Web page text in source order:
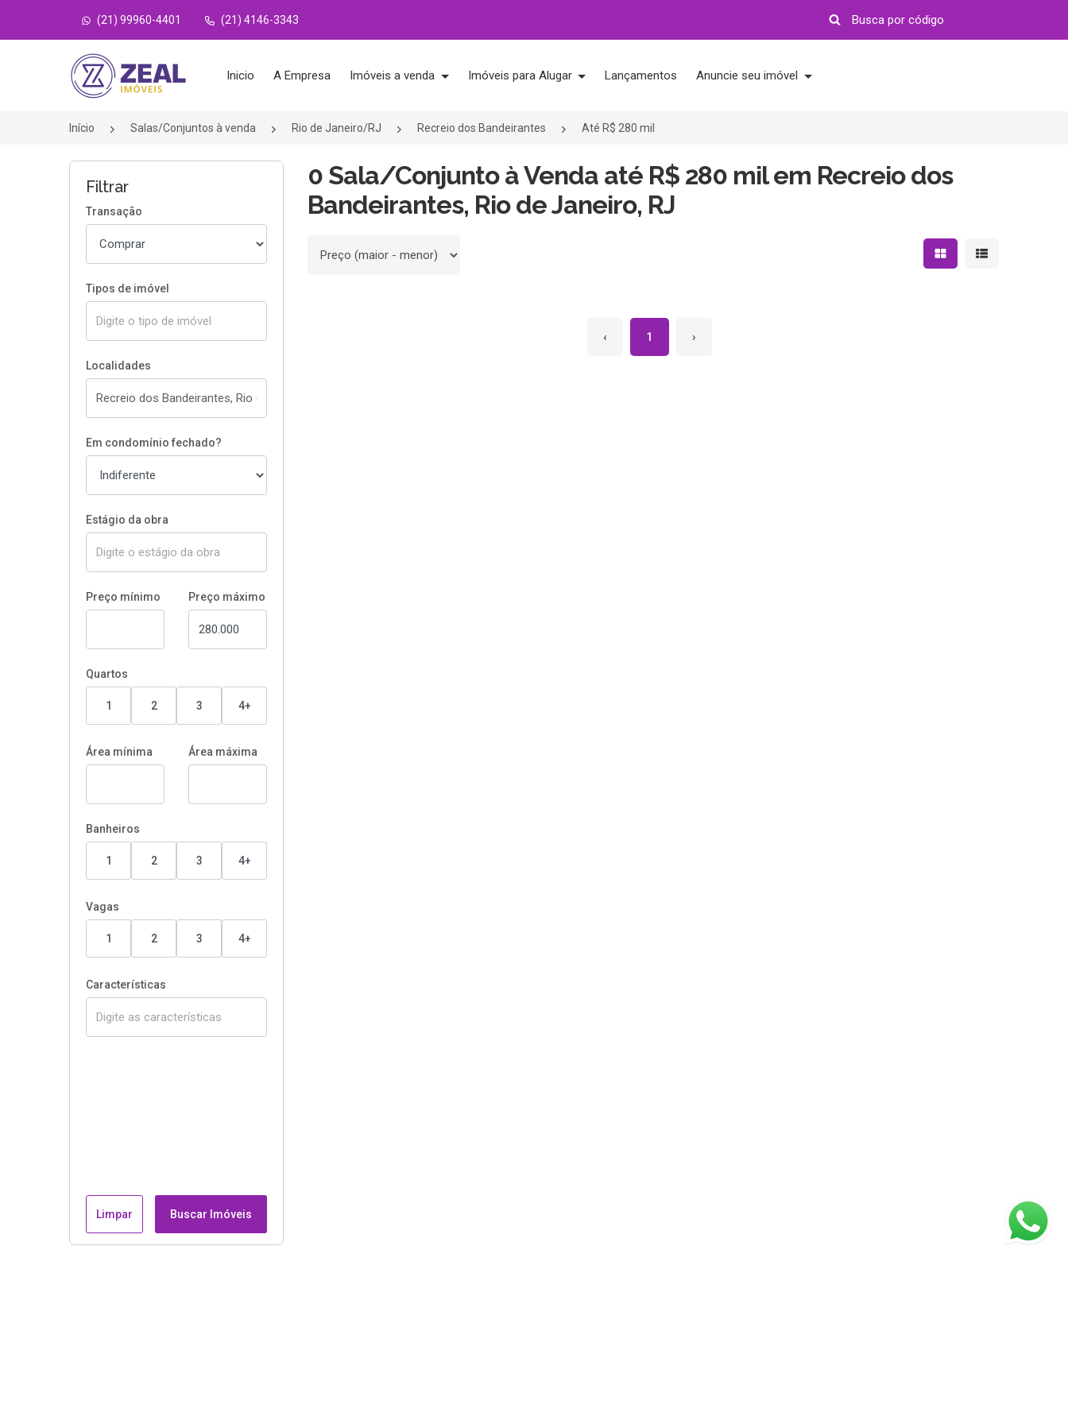
(21) 99960-4401 (21) 4146-3343
Página inicial
Inicio A Empresa Imóveis a venda Imóveis para Alugar Lançamentos Anuncie seu imóvel
Início Salas/Conjuntos à venda Rio de Janeiro/RJ Recreio dos Bandeirantes Até R$ 280 mil
Filtrar
Transação
Tipos de imóvel
Localidades
Em condomínio fechado?
Estágio da obra
Preço mínimo Preço máximo
Quartos
1 2 3 4+
Área mínima Área máxima
Banheiros
1 2 3 4+
Vagas
1 2 3 4+
Características
Limpar Buscar Imóveis
0 Sala/Conjunto à Venda até R$ 280 mil em Recreio dos
Bandeirantes, Rio de Janeiro, RJ
Ordenar por Mostrar resultados em
Mostrar
‹ 1 ›